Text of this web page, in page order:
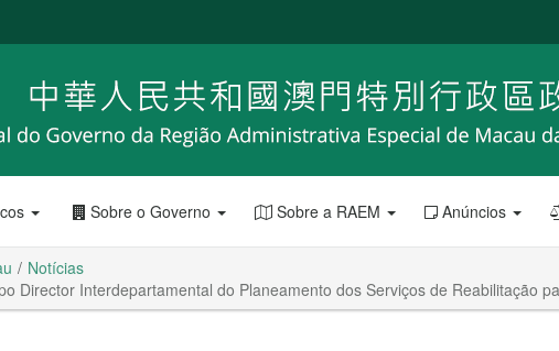
Sobre o Governo Sobre a RAEM Anúncios
Notícias
Director Interdepartamental do Planeamento dos Serviços de Reabilitação